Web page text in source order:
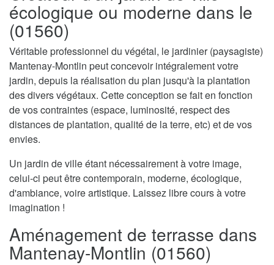
écologique ou moderne dans le
(01560)
Véritable professionnel du végétal, le jardinier (paysagiste)
Mantenay-Montlin peut concevoir intégralement votre
jardin, depuis la réalisation du plan jusqu'à la plantation
des divers végétaux. Cette conception se fait en fonction
de vos contraintes (espace, luminosité, respect des
distances de plantation, qualité de la terre, etc) et de vos
envies.
Un jardin de ville étant nécessairement à votre image,
celui-ci peut être contemporain, moderne, écologique,
d'ambiance, voire artistique. Laissez libre cours à votre
imagination !
Aménagement de terrasse dans
Mantenay-Montlin (01560)